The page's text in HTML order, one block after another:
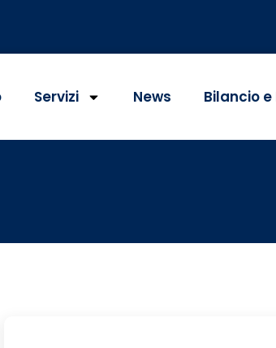
Servizi News Bilancio